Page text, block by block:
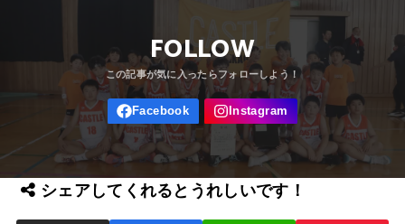
FOLLOW
シェアしてくれるとうれしいです！